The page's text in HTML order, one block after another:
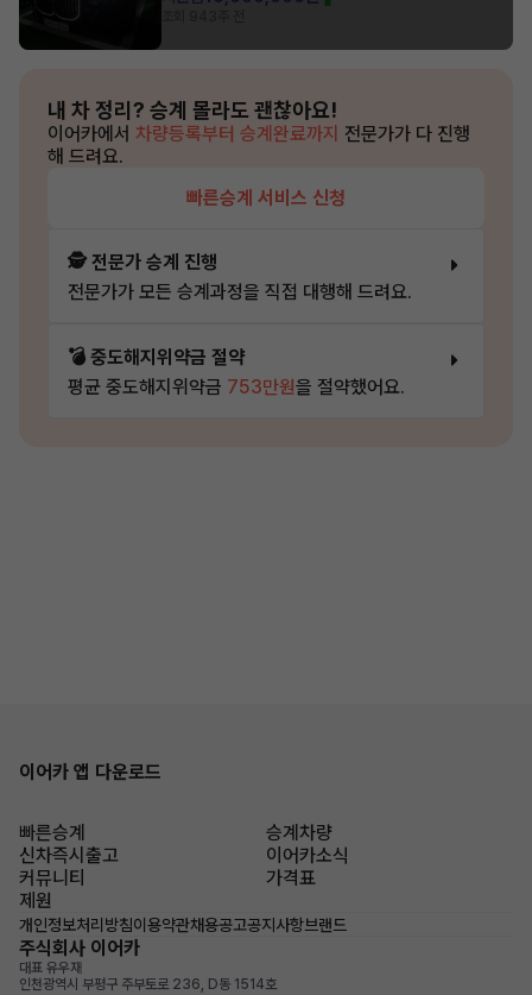
내 차 정리? 승계 몰라도 괜찮아요!
이어카에서 차량등록부터 승계완료까지 전문가가 다 진행
해 드려요.
빠른승계 서비스 신청
🕵️ 전문가 승계 진행
전문가가 모든 승계과정을 직접 대행해 드려요.
💣 중도해지위약금 절약
평균 중도해지위약금 753만원을 절약했어요.
이어카 앱 다운로드
빠른승계
승계차량
신차즉시출고
이어카소식
커뮤니티
가격표
제원
개인정보처리방침이용약관채용공고공지사항브랜드
주식회사 이어카
대표 유우재
인천광역시 부평구 주부토로 236, D동 1514호